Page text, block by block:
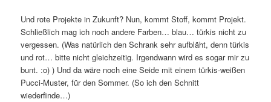
Und rote Projekte in Zukunft? Nun, kommt Stoff, kommt Projekt.
Schließlich mag ich noch andere Farben… blau… türkis nicht zu
vergessen. (Was natürlich den Schrank sehr aufbläht, denn türkis
und rot… bitte nicht gleichzeitig. Irgendwann wird es sogar mir zu
bunt. :o) ) Und da wäre noch eine Seide mit einem türkis-weißen
Pucci-Muster, für den Sommer. (So ich den Schnitt
wiederfinde…)